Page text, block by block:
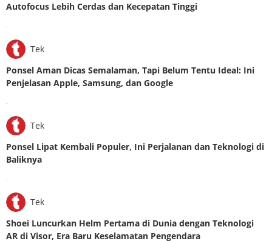
Autofocus Lebih Cerdas dan Kecepatan Tinggi
.
Tek
Ponsel Aman Dicas Semalaman, Tapi Belum Tentu Ideal: Ini
Penjelasan Apple, Samsung, dan Google
.
Tek
Ponsel Lipat Kembali Populer, Ini Perjalanan dan Teknologi di
Baliknya
.
Tek
Shoei Luncurkan Helm Pertama di Dunia dengan Teknologi
AR di Visor, Era Baru Keselamatan Pengendara